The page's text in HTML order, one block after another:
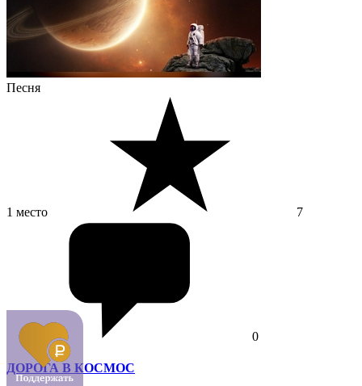
Песня
1 место 7
0
ДОРОГА В КОСМОС